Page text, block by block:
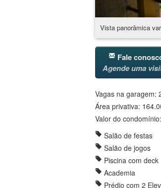
Vista panorâmica
Fale
Agende uma
Vagas na garagem:
Área privativa:
Valor do
Salão de festas
Salão de jogos
Piscina com deck
Academia
Prédio com 2